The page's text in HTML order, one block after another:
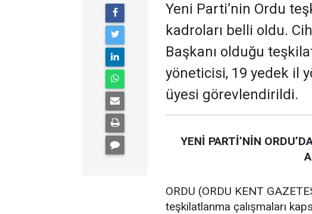
Yeni Parti’nin Ordu
kadroları belli oldu.
Başkanı olduğu
yöneticisi, 19 yedek il
üyesi görevlendirildi.
YENİ PARTİ’NİN
ORDU (ORDU KENT
teşkilatlanma çalışmaları